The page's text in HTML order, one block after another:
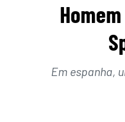
Em espanha,